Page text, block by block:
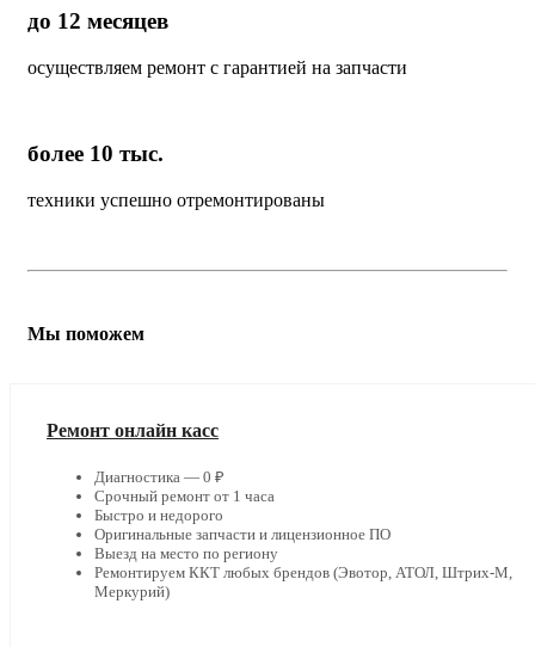
до 12 месяцев
осуществляем ремонт с гарантией на запчасти
более 10 тыс.
техники успешно отремонтированы
Мы поможем
Ремонт онлайн касс
Диагностика — 0 ₽
Срочный ремонт от 1 часа
Быстро и недорого
Оригинальные запчасти и лицензионное ПО
Выезд на место по региону
Ремонтируем ККТ любых брендов (Эвотор, АТОЛ, Штрих-М,
Меркурий)